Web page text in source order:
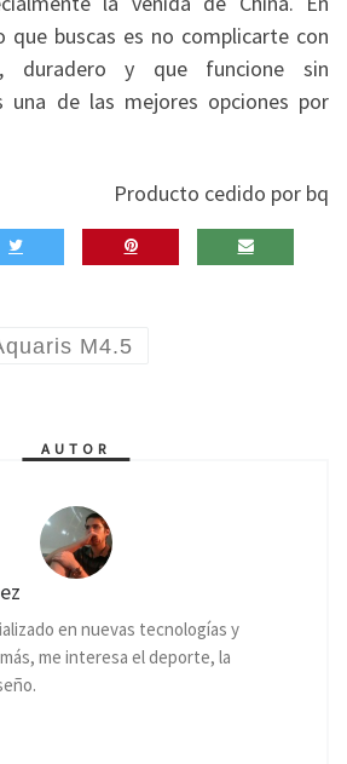
que buscas es no complicarte con
duradero y que funcione sin
una de las mejores opciones por
Producto cedido por bq
M4.5
AUTOR
en nuevas tecnologías y
me interesa el deporte, la